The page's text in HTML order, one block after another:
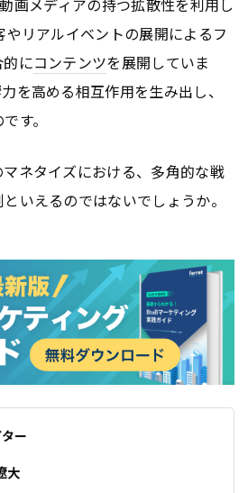
画メディアの持つ拡散性を利用し
やリアルイベントの展開によるフ
にコンテンツを展開していま
を高める相互作用を生み出し、
す。
ネタイズにおける、多角的な戦
いえるのではないでしょうか。
ー
大